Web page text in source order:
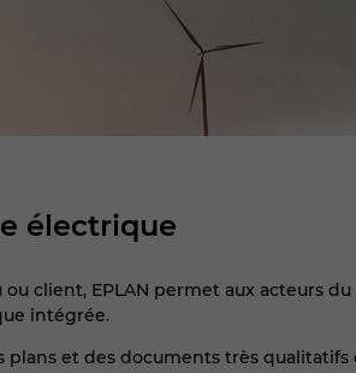
électrique
client, EPLAN permet aux acteurs
intégrée.
et des documents très qualitatifs